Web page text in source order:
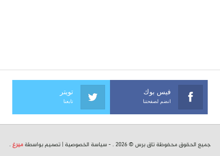
فيس بوك
انضم لصفحتنا
تويتر
تابعنا
جميع الحقوق محفوظة تاق برس © 2026 . - سياسة الخصوصية | تصميم بواسطة ميرغ .